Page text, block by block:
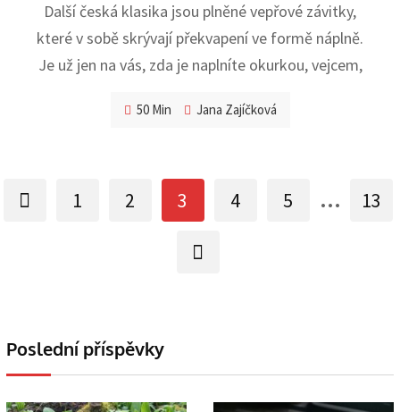
Další česká klasika jsou plněné vepřové závitky,
které v sobě skrývají překvapení ve formě náplně.
Je už jen na vás, zda je naplníte okurkou, vejcem,
50 Min Jana Zajíčková
1 2 3 4 5 ... 13
Poslední příspěvky